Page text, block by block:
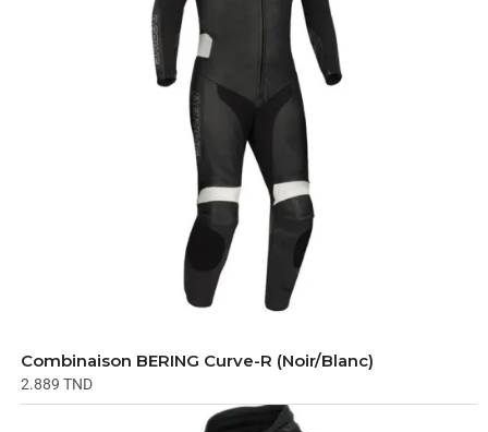
Combinaison BERING Curve-R (Noir/Blanc)
2.889 TND